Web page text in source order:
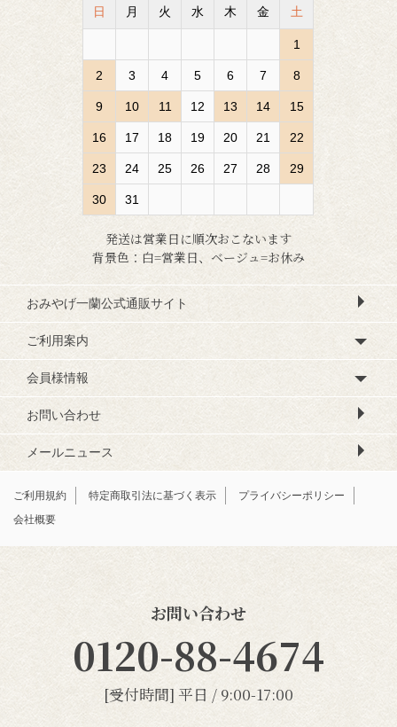
日 月 火 水 木 金 土
1
2 3 4 5 6 7 8
9 10 11 12 13 14 15
16 17 18 19 20 21 22
23 24 25 26 27 28 29
30 31
発送は営業日に順次おこないます
背景色：白=営業日、ベージュ=お休み
おみやげ一蘭公式通販サイト
ご利用案内
会員様情報
お問い合わせ
メールニュース
ご利用規約 特定商取引法に基づく表示
プライバシーポリシー
会社概要
お問い合わせ
0120-88-4674
[受付時間] 平日 / 9:00-17:00